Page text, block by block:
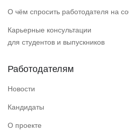
О чём спросить работодателя на
Карьерные консультации
для студентов и выпускников
Работодателям
Новости
Кандидаты
О проекте